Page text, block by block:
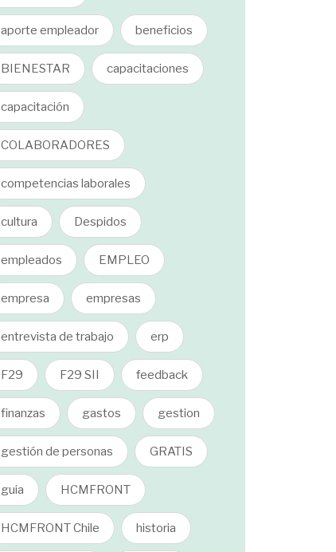
aporte empleador beneficios
BIENESTAR capacitaciones
capacitación
COLABORADORES
competencias laborales
cultura Despidos
empleados EMPLEO
empresa empresas
entrevista de trabajo erp
F29 F29 SII feedback
finanzas gastos gestion
gestión de personas GRATIS
guia HCMFRONT
HCMFRONT Chile historia